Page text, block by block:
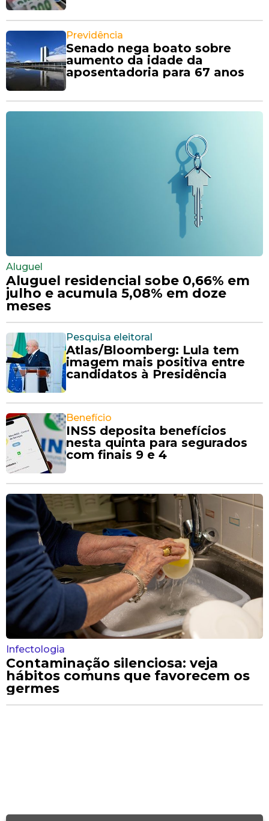
Previdência
Senado nega boato sobre
aumento da idade da
aposentadoria para 67 anos
Aluguel
Aluguel residencial sobe 0,66% em
julho e acumula 5,08% em doze
meses
Pesquisa eleitoral
Atlas/Bloomberg: Lula tem
imagem mais positiva entre
candidatos à Presidência
Benefício
INSS deposita benefícios
nesta quinta para segurados
com finais 9 e 4
Infectologia
Contaminação silenciosa: veja
hábitos comuns que favorecem os
germes